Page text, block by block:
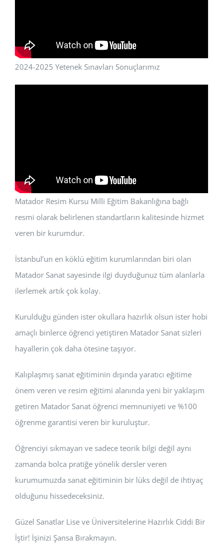
2024-2025 Yetenek Sınavları Sonuçlarımız
Matador Resim Kursu Milli Eğitim Bakanlığına bağlı
resmi olarak belirlenen standartların kalitesinde hizmet
veren bir kurumdur.
İstanbul’un en köklü eğitim kurumlarından biri olan
Matador Sanat sayesinde ilgi duyduğunuz tüm alanlarla
ilerlemek artık çok kolay.
Kurulduğu günden ister okullara hazırlık olsun ister hobi
amaçlı binlerce öğrenci yetiştiren Matador Sanat sizleri
hayallerin çok daha ötesine taşıyor.
Kalıplaşmış sanat eğitiminin dışında yaratıcı eğitime
önem veren ve resim eğitimi alanında yeni bir yaklaşım
getiren Matador Sanat öğrenci memnuniyeti ve %100
öğrenme garantisi veren bir kuruluştur.
Öğrenciyi sıkmayan ve sadece teorik bilgi değil aynı
zamanda bolca pratiğe yönelik dersler veren
kurumumuzda sanat eğitiminin bir lüks değil de ihtiyaç
olduğunu hissedeceksiniz.
Güzel Sanatlar Lise ve Üniversitelerine Hazırlık Ciddi Bir
İştir! İşinizi Şansa Bırakmayın.